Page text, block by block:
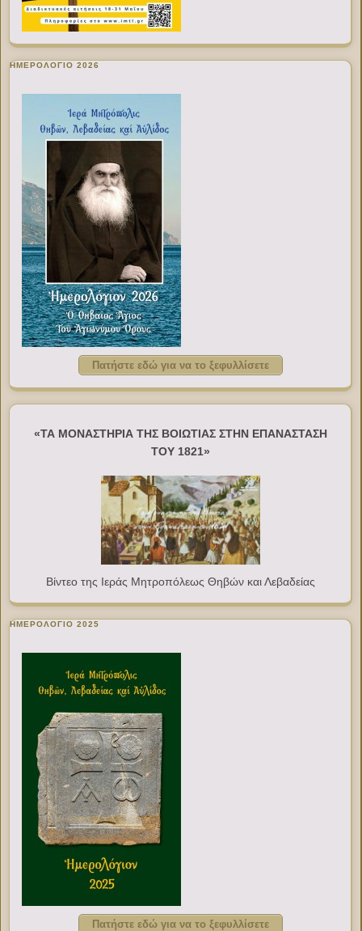
ΗΜΕΡΟΛΟΓΙΟ 2026
Πατήστε εδώ για να το ξεφυλλίσετε
«ΤΑ ΜΟΝΑΣΤΗΡΙΑ ΤΗΣ ΒΟΙΩΤΙΑΣ ΣΤΗΝ ΕΠΑΝΑΣΤΑΣΗ
ΤΟΥ 1821»
Βίντεο της Ιεράς Μητροπόλεως Θηβών και Λεβαδείας
ΗΜΕΡΟΛΟΓΙΟ 2025
Πατήστε εδώ για να το ξεφυλλίσετε